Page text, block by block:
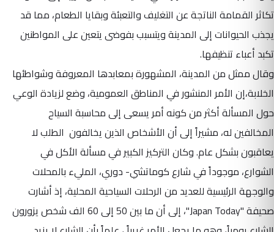
تكاثر القمامة الناتجة عن التغليف والتعبئة وبقايا الطعام، مما قد
يجذب الحيوانات إلى المدينة ويتسبب بفوضى يتعين على المواطنين
تكبد أعباء تنظيفها.
وقال ممثل من المدينة، المشهورة بمعابدها المعروفة وشواطئها
الخلابة،إن الأمر المنشور في المناطق العمومية، وضع لزيادة الوعي
حول المسألة أكثر من كونه أمر يسعى إلى محاسبة السياح
المخالفين له، مشيراً إلى أن الأشخاص الذين يخالفون الطلب لا
يعاقبون بشكل عام. وكان التركيز الكبير في مسألة الأكل في
الشوارع، موجوداً في شارع كوماتشي- دوري، المليء بالمحلات
والوجهة الرئيسية للعديد من الرحلات السياحية المحلية، إذ أشارت
صحيفة "Japan Today"، إلى أن ما بين 50 إلى 60 الف شخص يزورون